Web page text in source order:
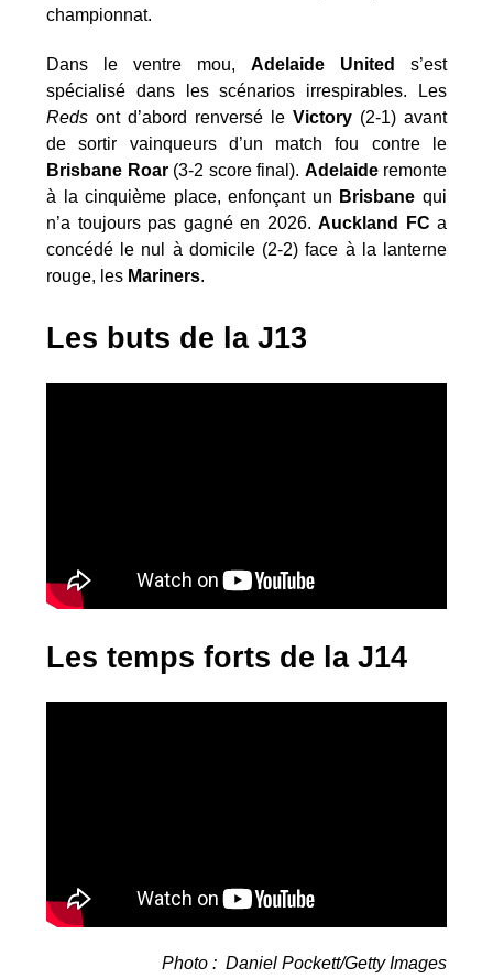
championnat.
Dans le ventre mou, Adelaide United
s’est
spécialisé dans les scénarios irrespirables. Les
Reds ont d’abord renversé le Victory (2-1) avant
de sortir vainqueurs d’un match fou contre le
Brisbane Roar (3-2 score final). Adelaideremonte
à la cinquième place, enfonçant un Brisbane qui
n’a toujours pas gagné en 2026. Auckland FC a
concédé le nul à domicile (2-2) face à la lanterne
rouge, les Mariners.
Les buts de la J13
Les temps forts de la J14
Photo : Daniel Pockett/Getty Images